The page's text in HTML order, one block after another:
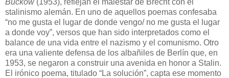
stalinismo alemán. En uno de aquellos poemas confesaba
“no me gusta el lugar de donde vengo/ no me gusta el lugar
a donde voy”, versos que han sido interpretados como el
balance de una vida entre el nazismo y el comunismo. Otro
era una valiente defensa de los albañiles de Berlín que, en
1953, se negaron a construir una avenida en honor a Stalin.
El irónico poema, titulado “La solución”, capta ese momento